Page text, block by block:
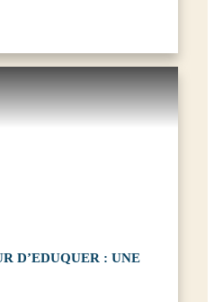
D’EDUQUER : UNE